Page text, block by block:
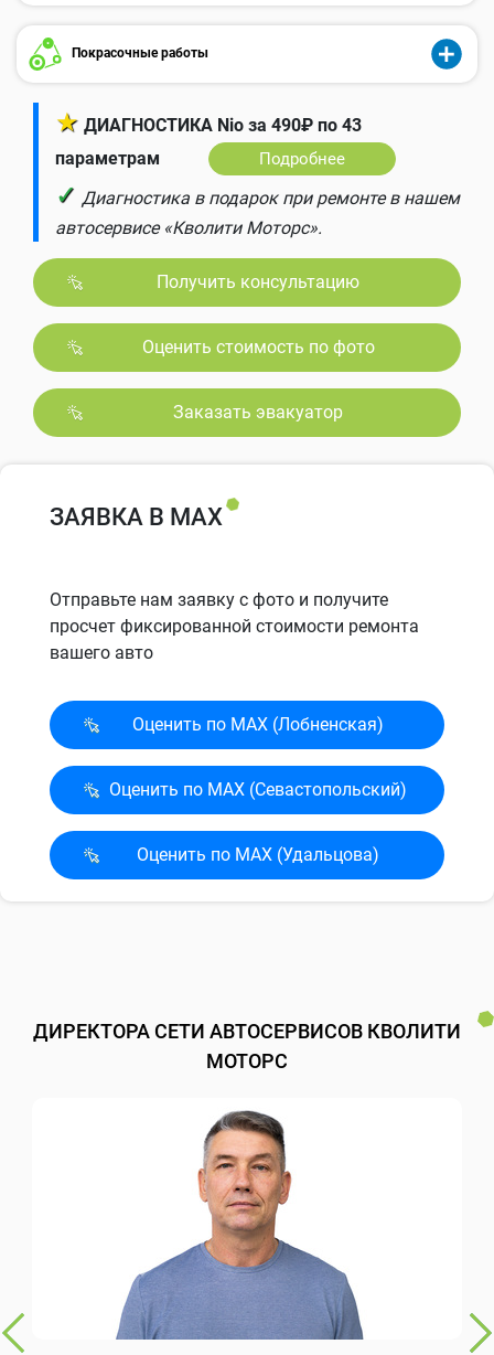
Покрасочные работы
★ ДИАГНОСТИКА Nio за 490₽ по 43
параметрам
Подробнее
✓ Диагностика в подарок при ремонте в нашем
автосервисе «Кволити Моторс».
Получить консультацию
Оценить стоимость по фото
Заказать эвакуатор
ЗАЯВКА В MAX
Отправьте нам заявку с фото и получите
просчет фиксированной стоимости ремонта
вашего авто
Оценить по MAX (Лобненская)
Оценить по MAX (Севасто­польский)
Оценить по MAX (Удальцова)
ДИРЕКТОРА СЕТИ АВТОСЕРВИСОВ КВОЛИТИ
МОТОРС